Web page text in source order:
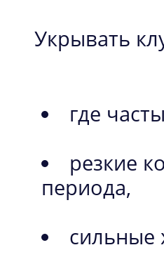
Укрывать
где
резкие
периода,
сильные